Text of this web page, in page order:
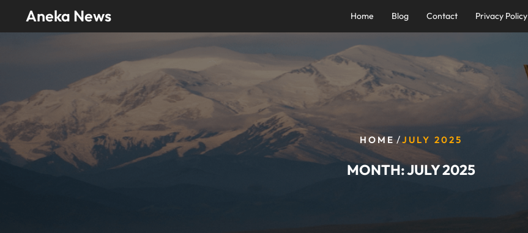
content
Aneka News Home Blog Contact Privacy Policy
HOME/JULY 2025
MONTH:JULY 2025